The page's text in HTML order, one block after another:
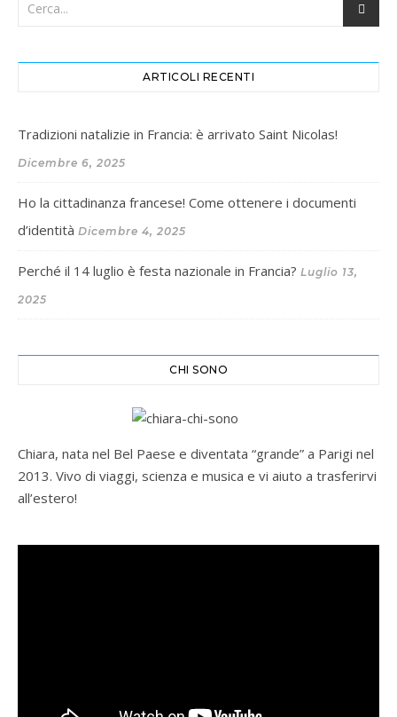
ARTICOLI RECENTI
Tradizioni natalizie in Francia: è arrivato Saint Nicolas!
Dicembre 6, 2025
Ho la cittadinanza francese! Come ottenere i documenti
d’identità Dicembre 4, 2025
Perché il 14 luglio è festa nazionale in Francia? Luglio 13,
2025
CHI SONO
Chiara, nata nel Bel Paese e diventata “grande” a Parigi nel
2013. Vivo di viaggi, scienza e musica e vi aiuto a trasferirvi
all’estero!